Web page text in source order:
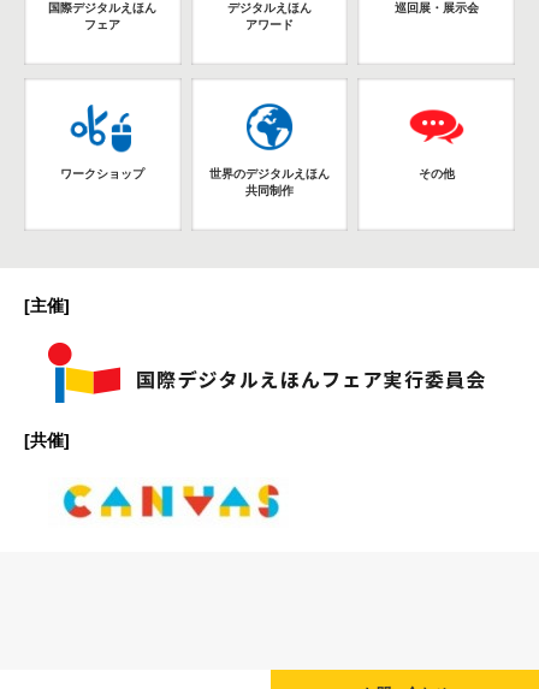
国際デジタルえほん
フェア
デジタルえほん
アワード
巡回展・展示会
ワークショップ
世界のデジタルえほん
共同制作
その他
[主催]
[共催]